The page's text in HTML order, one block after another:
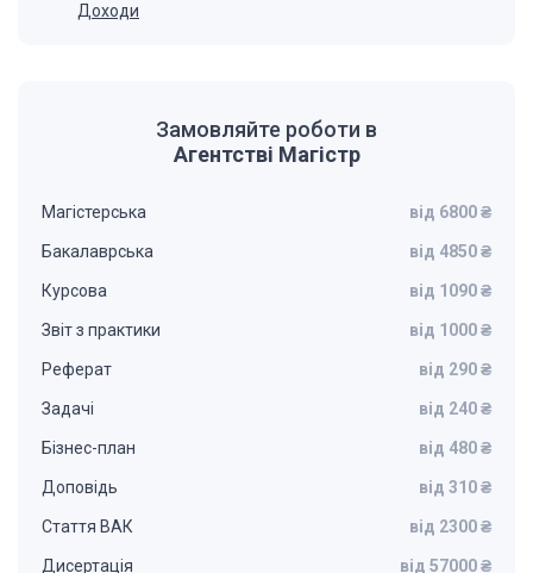
Доходи
Замовляйте роботи в
Агентстві Магістр
Магістерська від 6800 ₴
Бакалаврська від 4850 ₴
Курсова від 1090 ₴
Звіт з практики від 1000 ₴
Реферат від 290 ₴
Задачі від 240 ₴
Бізнес-план від 480 ₴
Доповідь від 310 ₴
Стаття ВАК від 2300 ₴
Дисертація від 57000 ₴